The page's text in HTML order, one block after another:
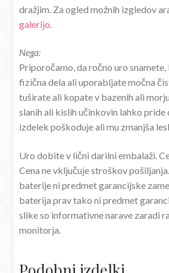
dražjim. Za ogled možnih izgledov
galerijo
Nega:
Priporočamo, da ročno uro
fizična dela ali uporabljate močna
tuširate ali kopate v bazenih ali
slanih ali kislih učinkovin lahko pride
izdelek poškoduje ali mu zmanjša
Uro dobite v lični darilni embalaži.
Cena ne vključuje stroškov
baterije ni predmet garancijske
baterija prav tako ni predmet
slike so informativne narave zaradi
monitorja.